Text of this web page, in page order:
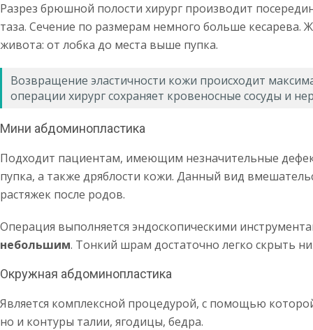
Разрез брюшной полости хирург производит
таза. Сечение по размерам немного больше кесарева.
живота: от лобка до места выше пупка.
Возвращение эластичности кожи происходит
операции хирург сохраняет кровеносные сосуды и
Мини абдоминопластика
Подходит пациентам, имеющим незначительные
пупка, а также дряблости кожи. Данный вид
растяжек после родов.
Операция выполняется эндоскопическими
небольшим. Тонкий шрам достаточно легко скрыть
Окружная абдоминопластика
Является комплексной процедурой, с помощью
но и контуры талии, ягодицы, бедра.